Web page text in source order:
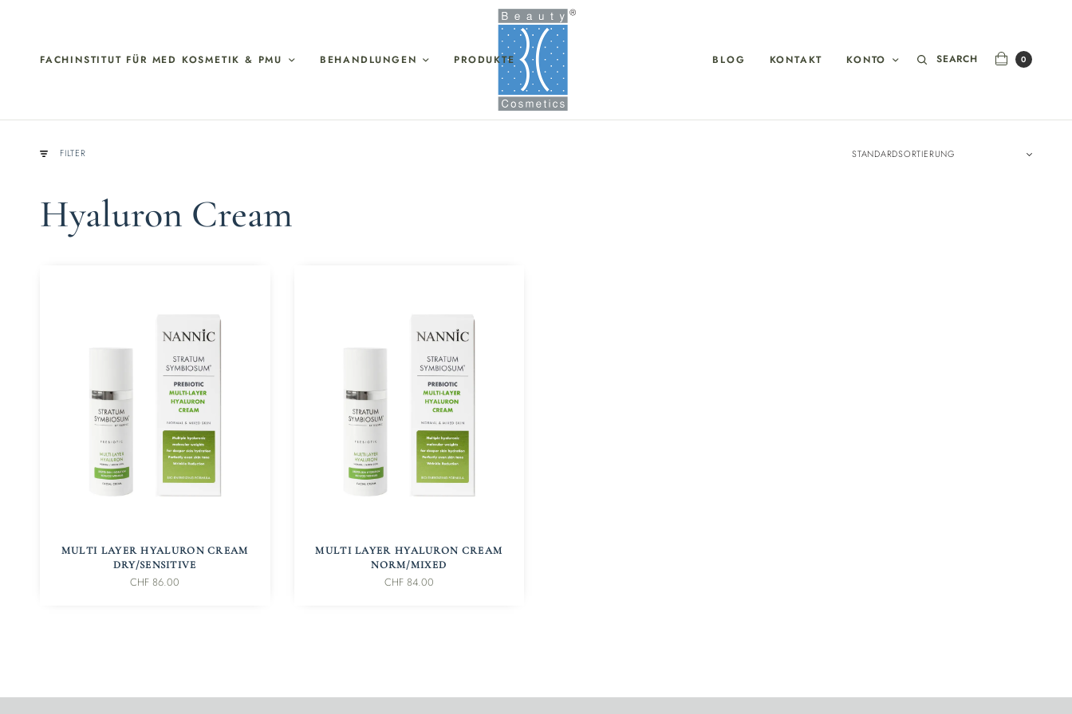
FACHINSTITUT FÜR MED KOSMETIK & PMU BEHANDLUNGEN PRODUKTE BLOG KONTAKT KONTO SEARCH 0
FILTER
Hyaluron Cream
IN DEN WARENKORB
MULTI LAYER HYALURON CREAM
DRY/SENSITIVE
CHF 86.00
IN DEN WARENKORB
MULTI LAYER HYALURON CREAM
NORM/MIXED
CHF84.00